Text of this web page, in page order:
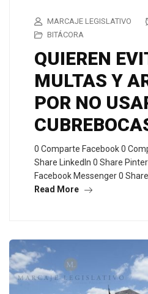
MARCAJE LEGISLATIVO
BITÁCORA
QUIEREN
MULTAS Y
POR NO
0 Comparte Facebook 0
Share LinkedIn 0 Share
Facebook Messenger 0
Read More